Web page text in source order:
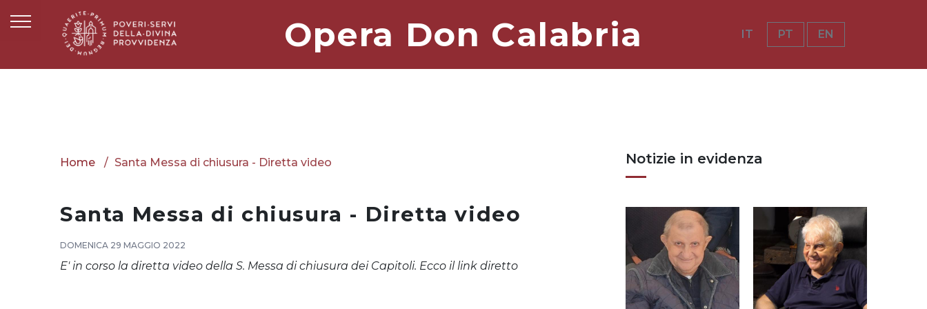
Opera Don Calabria IT PT EN
Home Santa Messa di chiusura - Diretta video
Santa Messa di chiusura - Diretta video
DOMENICA 29 MAGGIO 2022
E' in corso la diretta video della S. Messa di chiusura dei Capitoli. Ecco il link diretto
Notizie in evidenza